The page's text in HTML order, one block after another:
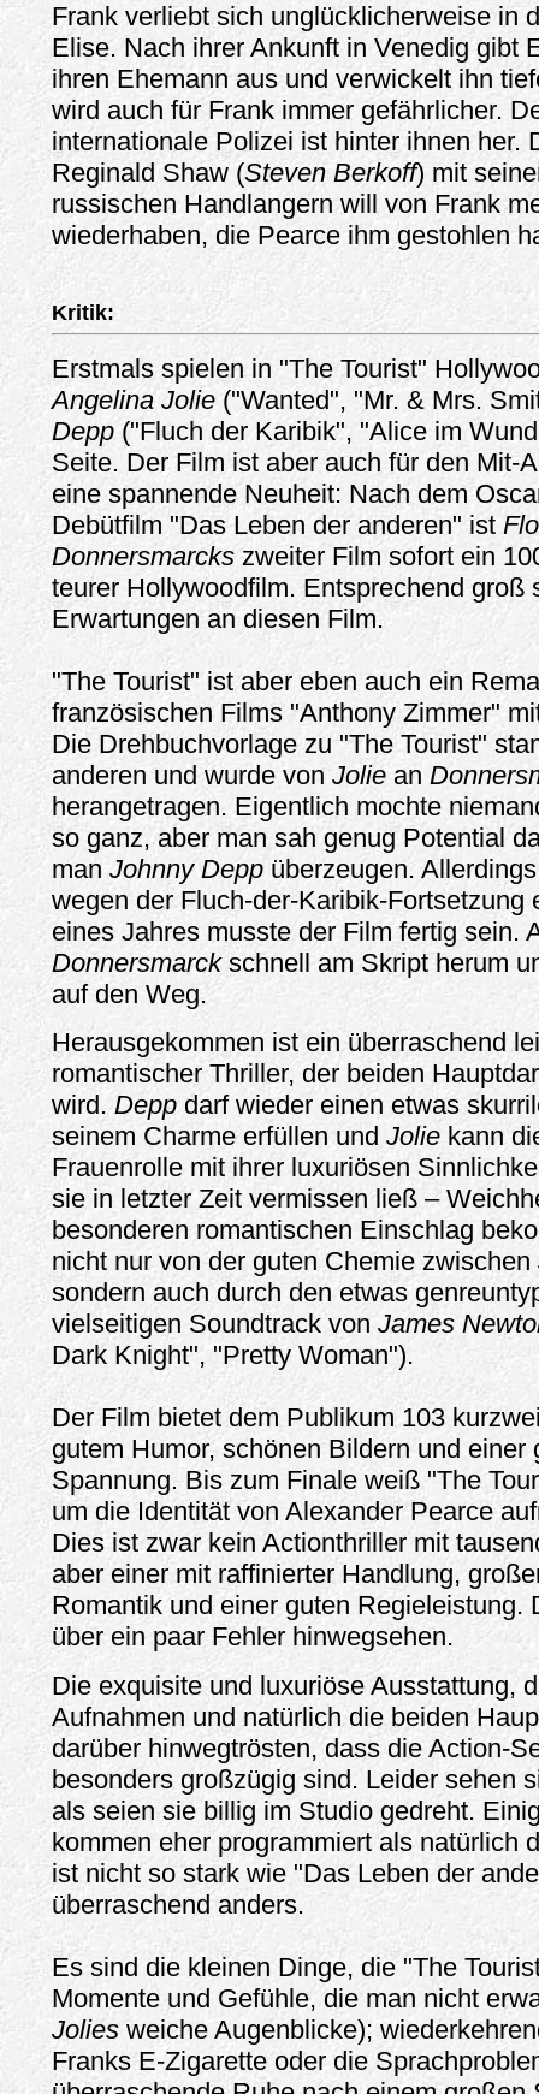
Frank verliebt sich unglücklicherweise in
Elise. Nach ihrer Ankunft in Venedig gibt
ihren Ehemann aus und verwickelt ihn
wird auch für Frank immer gefährlicher.
internationale Polizei ist hinter ihnen her.
Reginald Shaw (Steven Berkoff) mit
russischen Handlangern will von Frank
wiederhaben, die Pearce ihm gestohlen
Kritik:
Erstmals spielen in "The Tourist"
Angelina Jolie ("Wanted", "Mr. & Mrs.
Depp("Fluch der Karibik", "Alice im
Seite. Der Film ist aber auch für den Mit-
eine spannende Neuheit: Nach dem
Debütfilm "Das Leben der anderen" ist
Donnersmarcks zweiter Film sofort ein
teurer Hollywoodfilm. Entsprechend groß
Erwartungen an diesen Film.
"The Tourist" ist aber eben auch ein
französischen Films "Anthony Zimmer"
Die Drehbuchvorlage zu "The Tourist"
anderen und wurde von Jolie an
herangetragen. Eigentlich mochte
so ganz, aber man sah genug Potential
man Johnny Depp überzeugen.
wegen der Fluch-der-Karibik-Fortsetzung
eines Jahres musste der Film fertig sein.
Donnersmarckschnell am Skript herum
auf den Weg.
Herausgekommen ist ein überraschend
romantischer Thriller, der beiden
wird.Depp darf wieder einen etwas
seinem Charme erfüllen und Jolie kann
Frauenrolle mit ihrer luxuriösen
sie in letzter Zeit vermissen ließ –
besonderen romantischen Einschlag
nicht nur von der guten Chemie zwischen
sondern auch durch den etwas
vielseitigen Soundtrack von James
Dark Knight", "Pretty Woman").
Der Film bietet dem Publikum 103
gutem Humor, schönen Bildern und einer
Spannung. Bis zum Finale weiß "The
um die Identität von Alexander Pearce
Dies ist zwar kein Actionthriller mit
aber einer mit raffinierter Handlung,
Romantik und einer guten Regieleistung.
über ein paar Fehler hinwegsehen.
Die exquisite und luxuriöse Ausstattung,
Aufnahmen und natürlich die beiden
darüber hinwegtrösten, dass die Action-
besonders großzügig sind. Leider sehen
als seien sie billig im Studio gedreht.
kommen eher programmiert als natürlich
ist nicht so stark wie "Das Leben der
überraschend anders.
Es sind die kleinen Dinge, die "The
Momente und Gefühle, die man nicht
Jolies weiche Augenblicke);
Franks E-Zigarette oder die